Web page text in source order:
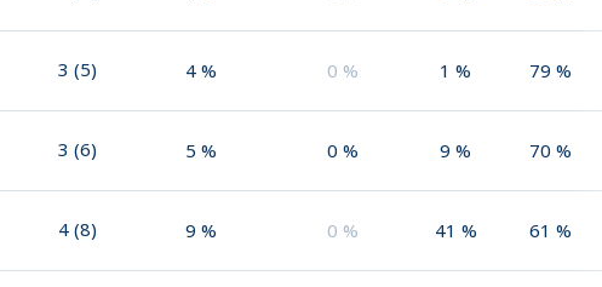
3 (5) 4 % 0 % 1 % 79 %
3 (6) 5 % 0 % 9 % 70 %
4 (8) 9 % 0 % 41 % 61 %